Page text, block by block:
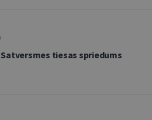
tiesas spriedums